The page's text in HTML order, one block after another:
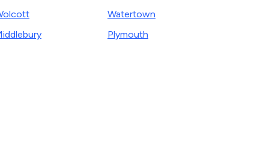
Watertown
Plymouth